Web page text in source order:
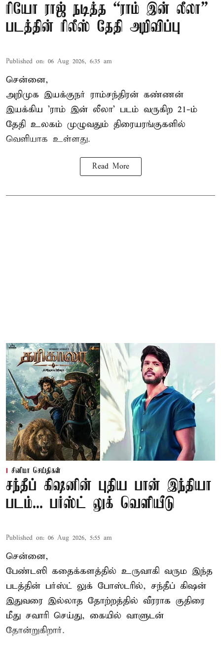
ரியோ ராஜ் நடித்த “ராம் இன் லீலா”
படத்தின் ரிலீஸ் தேதி அறிவிப்பு
Published on: 06 Aug 2026, 6:35 am
சென்னை,
அறிமுக இயக்குநர் ராம்சந்திரன் கண்ணன்
இயக்கிய 'ராம் இன் லீலா' படம் வருகிற 21-ம்
தேதி உலகம் முழுவதும் திரையரங்குகளில்
வெளியாக உள்ளது.
Read More
சினிமா செய்திகள்
சந்தீப் கிஷனின் புதிய பான் இந்தியா
படம்... பர்ஸ்ட் லுக் வெளியீடு
Published on: 06 Aug 2026, 5:55 am
சென்னை,
பேண்டஸி கதைக்களத்தில் உருவாகி வரும இந்த
படத்தின் பர்ஸ்ட் லுக் போஸ்டரில், சந்தீப் கிஷன்
இதுவரை இல்லாத தோற்றத்தில் வீரராக குதிரை
மீது சவாரி செய்து, கையில் வாளுடன்
தோன்றுகிறார்.